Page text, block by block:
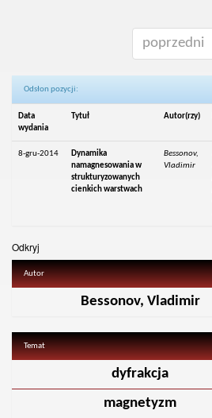
poprzedni
Odsłon pozycji:
Data
wydania
Tytuł Autor(rzy)
8-gru-2014
Dynamika
namagnesowania w
strukturyzowanych
cienkich warstwach
Bessonov,
Vladimir
Odkryj
Autor
Bessonov, Vladimir
Temat
dyfrakcja
magnetyzm